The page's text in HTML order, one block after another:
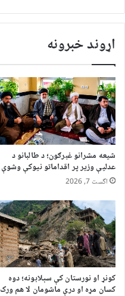
اړوند خبرونه
شیعه مشرانو غبرګون؛ د طالبانو د
عدلیې وزیر پر اقداماتو نیوکې وشوې
اگست 7, 2026
کونړ او نورستان کې سېلابونه؛ دوه
کسان مړه او درې ماشومان لا هم ورک